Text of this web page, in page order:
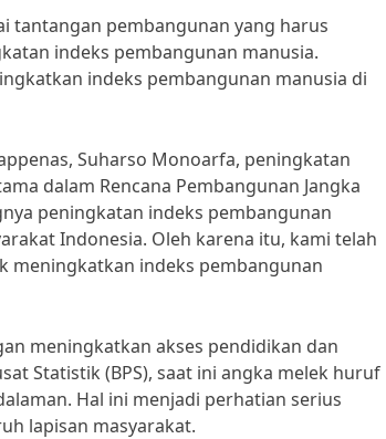
tantangan pembangunan yang harus
indeks pembangunan manusia.
indeks pembangunan manusia di
Suharso Monoarfa, peningkatan
dalam Rencana Pembangunan Jangka
peningkatan indeks pembangunan
Indonesia. Oleh karena itu, kami telah
meningkatkan indeks pembangunan
meningkatkan akses pendidikan dan
Statistik (BPS), saat ini angka melek huruf
Hal ini menjadi perhatian serius
lapisan masyarakat.